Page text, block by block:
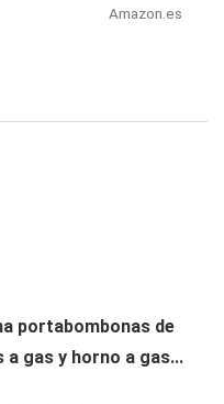
Amazon.es
portabombonas de
a gas y horno a gas...